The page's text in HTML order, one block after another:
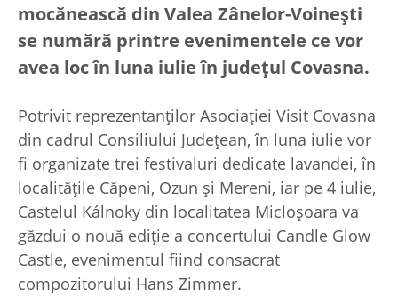
mocănească din Valea Zânelor-Voineşti
se numără printre evenimentele ce vor
avea loc în luna iulie în judeţul Covasna.
Potrivit reprezentanţilor Asociaţiei Visit Covasna
din cadrul Consiliului Judeţean, în luna iulie vor
fi organizate trei festivaluri dedicate lavandei, în
localităţile Căpeni, Ozun şi Mereni, iar pe 4 iulie,
Castelul Kálnoky din localitatea Micloşoara va
găzdui o nouă ediţie a concertului Candle Glow
Castle, evenimentul fiind consacrat
compozitorului Hans Zimmer.